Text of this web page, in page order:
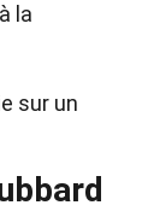
la
sur un